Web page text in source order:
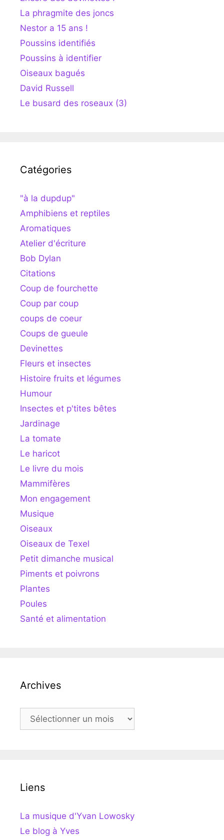
La phragmite des joncs
Nestor a 15 ans !
Poussins identifiés
Poussins à identifier
Oiseaux bagués
David Russell
Le busard des roseaux (3)
Catégories
"à la dupdup"
Amphibiens et reptiles
Aromatiques
Atelier d'écriture
Bob Dylan
Citations
Coup de fourchette
Coup par coup
coups de coeur
Coups de gueule
Devinettes
Fleurs et insectes
Histoire fruits et légumes
Humour
Insectes et p'tites bêtes
Jardinage
La tomate
Le haricot
Le livre du mois
Mammifères
Mon engagement
Musique
Oiseaux
Oiseaux de Texel
Petit dimanche musical
Piments et poivrons
Plantes
Poules
Santé et alimentation
Archives
Archives
Liens
La musique d'Yvan Lowosky
Le blog à Yves